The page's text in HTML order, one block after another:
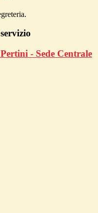
- Sede Centrale